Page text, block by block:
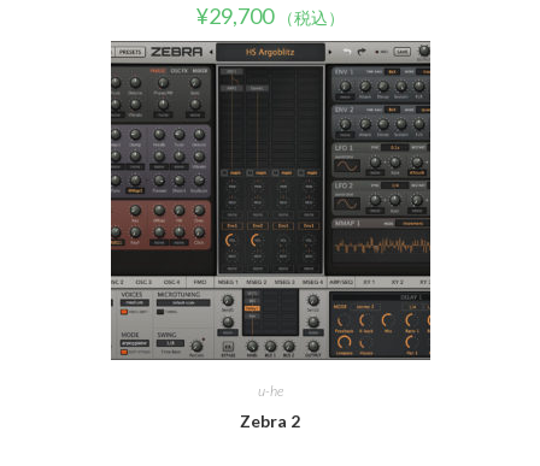
¥29,700 （税込）
u-he
Zebra 2